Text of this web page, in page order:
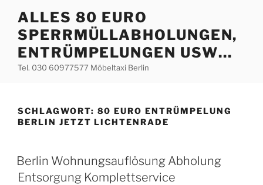
Inhalt
springen
ALLES 80 EURO
SPERRMÜLLABHOLUNGEN,
ENTRÜMPELUNGEN USW…
Tel. 030 60977577 Möbeltaxi Berlin
SCHLAGWORT: 80 EURO ENTRÜMPELUNG
BERLIN JETZT LICHTENRADE
VERÖFFENTLICHT
AM
Berlin Wohnungsauflösung Abholung
Entsorgung Komplettservice